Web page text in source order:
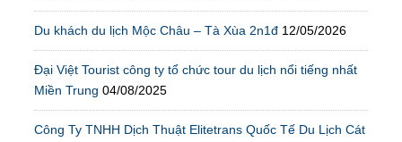
Du khách du lịch Mộc Châu – Tà Xùa 2n1đ 12/05/2026
Đại Việt Tourist công ty tổ chức tour du lịch nổi tiếng nhất
Miền Trung 04/08/2025
Công Ty TNHH Dịch Thuật Elitetrans Quốc Tế Du Lịch Cát